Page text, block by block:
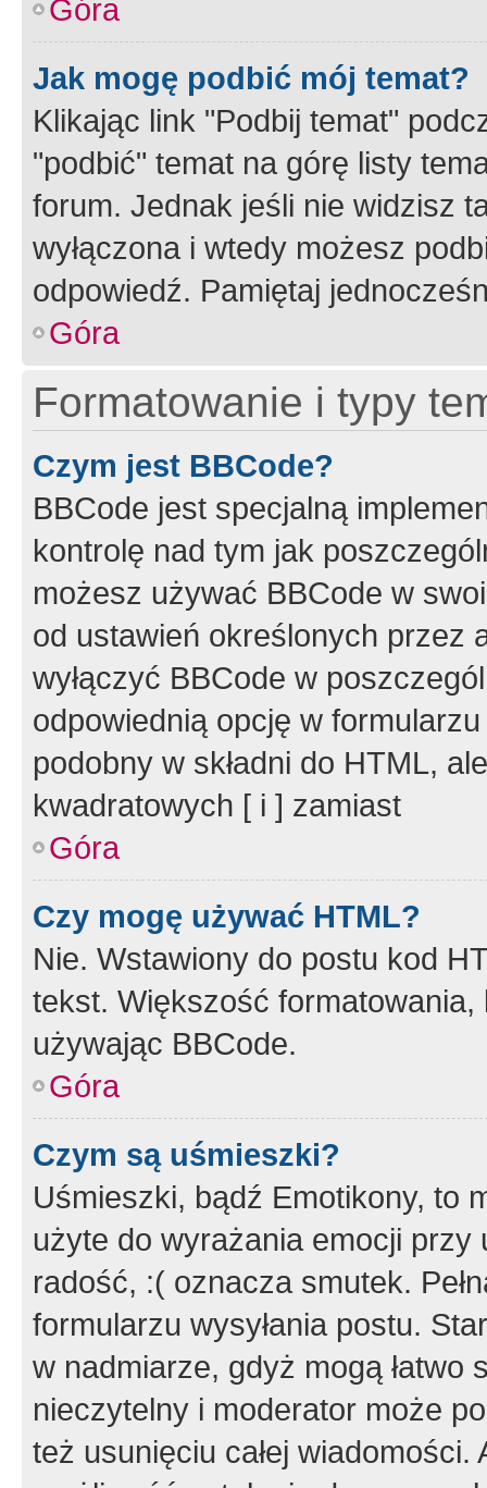
Góra
Jak mogę podbić mój temat?
Klikając link "Podbij temat"
"podbić" temat na górę listy
forum. Jednak jeśli nie widzisz
wyłączona i wtedy możesz
odpowiedź. Pamiętaj
Góra
Formatowanie i typy
Czym jest BBCode?
BBCode jest specjalną
kontrolę nad tym jak
możesz używać BBCode w
od ustawień określonych przez
wyłączyć BBCode w
odpowiednią opcję w
podobny w składni do HTML,
kwadratowych [ i ] zamiast
Góra
Czy mogę używać HTML?
Nie. Wstawiony do postu kod
tekst. Większość
używając BBCode.
Góra
Czym są uśmieszki?
Uśmieszki, bądź Emotikony, to
użyte do wyrażania emocji
radość, :( oznacza smutek.
formularzu wysyłania postu.
w nadmiarze, gdyż mogą
nieczytelny i moderator może
też usunięciu całej